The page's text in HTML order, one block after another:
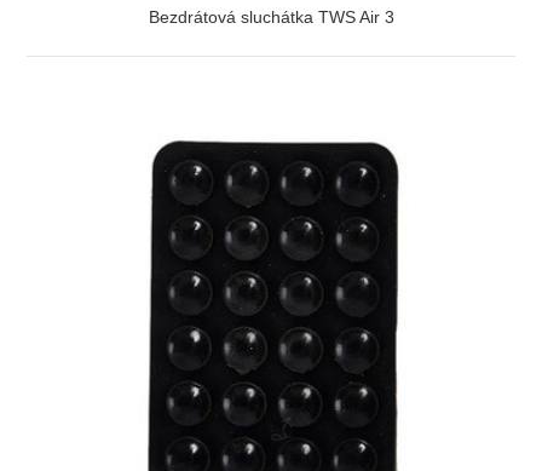
Bezdrátová sluchátka TWS Air 3